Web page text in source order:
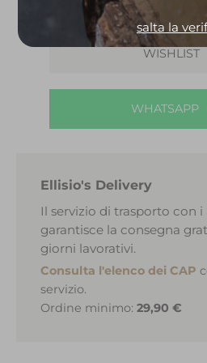
WISHLIST
WHATSAPP
Ellisio's Delivery
Il servizio di trasporto con
garantisce la consegna
giorni lavorativi.
Consulta l'elenco dei CAP
servizio.
Ordine minimo: 29,90 €
salta la